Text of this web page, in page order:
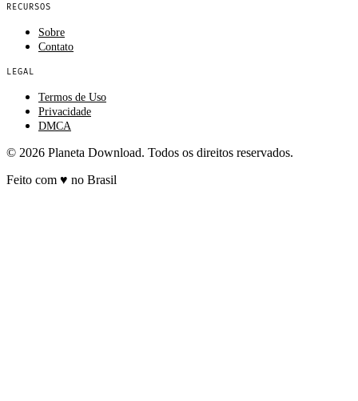
RECURSOS
Sobre
Contato
LEGAL
Termos de Uso
Privacidade
DMCA
© 2026 Planeta Download. Todos os direitos reservados.
Feito com ♥ no Brasil